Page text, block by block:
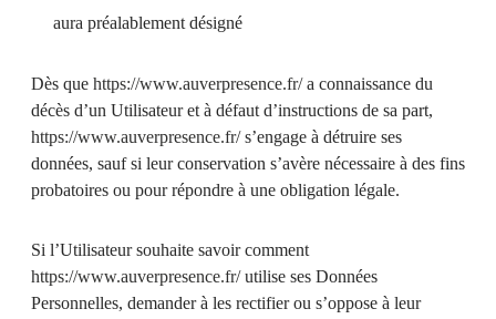
aura préalablement désigné
Dès que https://www.auverpresence.fr/a connaissance du
décès d’un Utilisateur et à défaut d’instructions de sa part,
https://www.auverpresence.fr/s’engage à détruire ses
données, sauf si leur conservation s’avère nécessaire à des fins
probatoires ou pour répondre à une obligation légale.
Si l’Utilisateur souhaite savoir comment
https://www.auverpresence.fr/utilise ses Données
Personnelles, demander à les rectifier ou s’oppose à leur